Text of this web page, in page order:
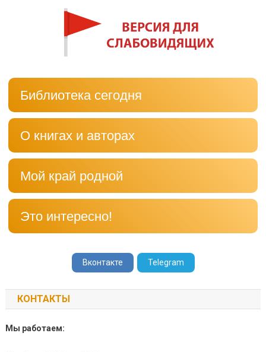
Библиотека сегодня
О книгах и авторах
Мой край родной
Это интересно!
Вконтакте Telegram
КОНТАКТЫ
Мы работаем: